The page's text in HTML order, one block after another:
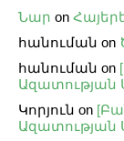
Նար on
հանուման on
հանուման on
Ազատության
Կորյուն on
Ազատության